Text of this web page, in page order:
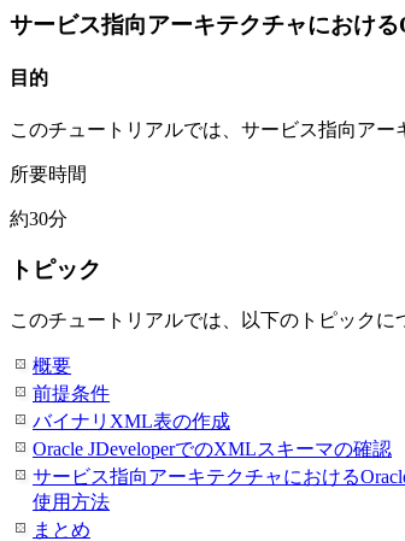
サービス指向アーキテクチャにおけ
目的
このチュートリアルでは、サービス指向アー
所要時間
約30分
トピック
このチュートリアルでは、以下のトピックに
概要
前提条件
バイナリXML表の作成
Oracle JDeveloperでのXMLスキーマの確認
サービス指向アーキテクチャにおける
使用方法
まとめ